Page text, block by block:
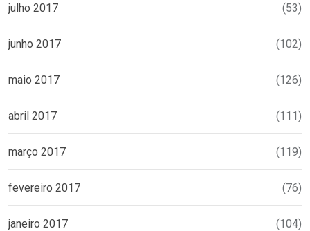
julho 2017 (53)
junho 2017 (102)
maio 2017 (126)
abril 2017 (111)
março 2017 (119)
fevereiro 2017 (76)
janeiro 2017 (104)